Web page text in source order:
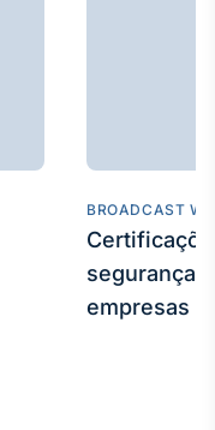
BROADCAST
segurança
empresas